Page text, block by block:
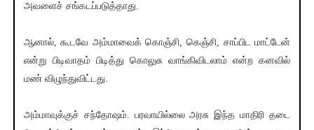
அவளைச் சங்கடப்படுத்தாது.
ஆனால், கூடவே அம்மாவைக் கொஞ்சி, கெஞ்சி, சாப்பிட மாட்டேன்
என்று பிடிவாதம் பிடித்து கொலுசு வாங்கிவிடலாம் என்ற கனவில்
மண் விழுந்துவிட்டது.
அம்மாவுக்குச் சந்தோஷம். பரவாயில்லை அரசு இந்த மாதிரி தடை